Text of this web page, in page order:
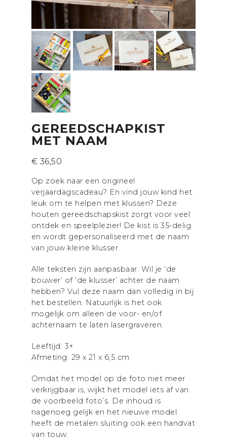
GEREEDSCHAPKIST
MET NAAM
€ 36,50
Op zoek naar een origineel
verjaardagscadeau? En vind jouw kind het
leuk om te helpen met klussen? Deze
houten gereedschapskist zorgt voor veel
ontdek en speelplezier! De kist is 35-delig
en wordt gepersonaliseerd met de naam
van jouw kleine klusser.
Alle teksten zijn aanpasbaar. Wil je ‘de
bouwer’ of ‘de klusser’ achter de naam
hebben? Vul deze naam dan volledig in bij
het bestellen. Natuurlijk is het ook
mogelijk om alleen de voor- en/of
achternaam te laten lasergraveren.
Leeftijd: 3+
Afmeting: 29 x 21 x 6,5 cm
Omdat het model op de foto niet meer
verkrijgbaar is, wijkt het model iets af van
de voorbeeld foto’s. De inhoud is
nagenoeg gelijk en het nieuwe model
heeft de metalen sluiting ook een handvat
van touw.